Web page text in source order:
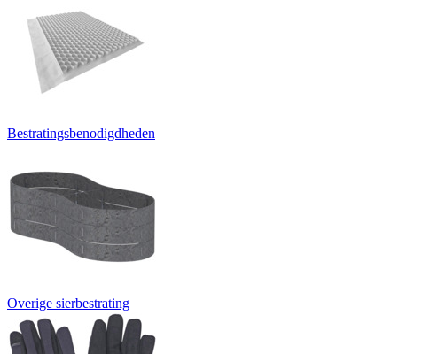
Bestratingsbenodigdheden
Overige sierbestrating